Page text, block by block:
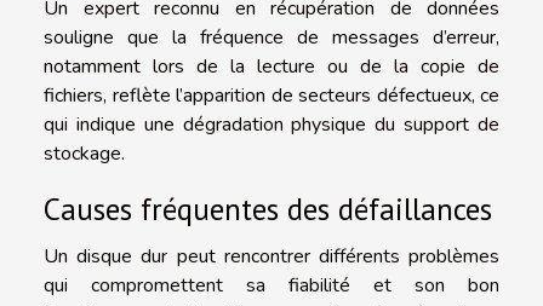
Un expert reconnu en récupération de données
souligne que la fréquence de messages d’erreur,
notamment lors de la lecture ou de la copie de
fichiers, reflète l’apparition de secteurs défectueux, ce
qui indique une dégradation physique du support de
stockage.
Causes fréquentes des défaillances
Un disque dur peut rencontrer différents problèmes
qui compromettent sa fiabilité et son bon